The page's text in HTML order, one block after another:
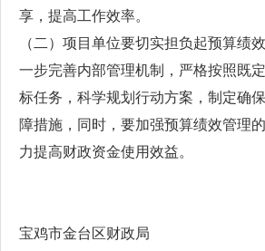
享，提高工作效率。
（二）项目单位要切实担负起预算绩
一步完善内部管理机制，严格按照既
标任务，科学规划行动方案，制定确
障措施，同时，要加强预算绩效管理
力提高财政资金使用效益。
宝鸡市金台区财政局